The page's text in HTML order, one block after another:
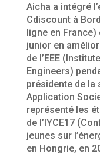
Aicha a intégré
Cdiscount à
ligne en
junior en
de l’EEE
Engineers)
présidente de la
Application
représenté les
de l’IYCE17
jeunes sur
en Hongrie, en